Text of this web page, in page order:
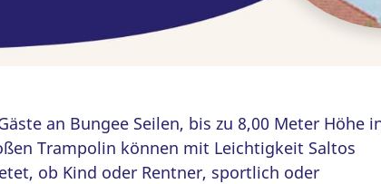
an Bungee Seilen, bis zu 8,00 Meter Höhe
Trampolin können mit Leichtigkeit Saltos
ob Kind oder Rentner, sportlich oder